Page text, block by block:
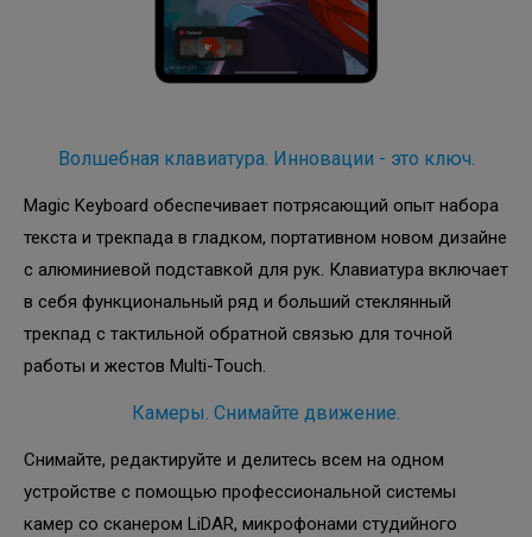
Волшебная клавиатура. Инновации - это ключ.
Magic Keyboard обеспечивает потрясающий опыт набора
текста и трекпада в гладком, портативном новом дизайне
с алюминиевой подставкой для рук. Клавиатура включает
в себя функциональный ряд и больший стеклянный
трекпад с тактильной обратной связью для точной
работы и жестов Multi-Touch.
Камеры. Снимайте движение.
Снимайте, редактируйте и делитесь всем на одном
устройстве с помощью профессиональной системы
камер со сканером LiDAR, микрофонами студийного